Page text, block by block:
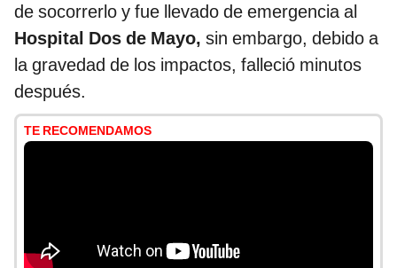
de socorrerlo y fue llevado de emergencia al
Hospital Dos de Mayo, sin embargo, debido a
la gravedad de los impactos, falleció minutos
después.
TE RECOMENDAMOS